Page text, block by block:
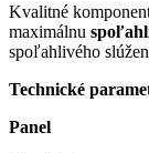
Kvalitné
maximálnu
spoľahlivého
Technické
Panel DC-